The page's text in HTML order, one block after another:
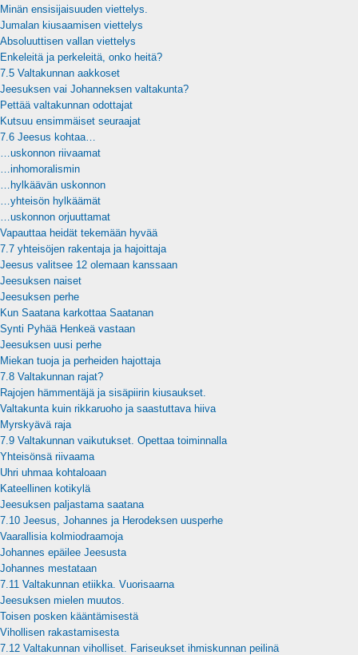
Minän ensisijaisuuden viettelys.
Jumalan kiusaamisen viettelys
Absoluuttisen vallan viettelys
Enkeleitä ja perkeleitä, onko heitä?
7.5 Valtakunnan aakkoset
Jeesuksen vai Johanneksen valtakunta?
Pettää valtakunnan odottajat
Kutsuu ensimmäiset seuraajat
7.6 Jeesus kohtaa…
…uskonnon riivaamat
…inhomoralismin
…hylkäävän uskonnon
…yhteisön hylkäämät
…uskonnon orjuuttamat
Vapauttaa heidät tekemään hyvää
7.7 yhteisöjen rakentaja ja hajoittaja
Jeesus valitsee 12 olemaan kanssaan
Jeesuksen naiset
Jeesuksen perhe
Kun Saatana karkottaa Saatanan
Synti Pyhää Henkeä vastaan
Jeesuksen uusi perhe
Miekan tuoja ja perheiden hajottaja
7.8 Valtakunnan rajat?
Rajojen hämmentäjä ja sisäpiirin kiusaukset.
Valtakunta kuin rikkaruoho ja saastuttava hiiva
Myrskyävä raja
7.9 Valtakunnan vaikutukset. Opettaa toiminnalla
Yhteisönsä riivaama
Uhri uhmaa kohtaloaan
Kateellinen kotikylä
Jeesuksen paljastama saatana
7.10 Jeesus, Johannes ja Herodeksen uusperhe
Vaarallisia kolmiodraamoja
Johannes epäilee Jeesusta
Johannes mestataan
7.11 Valtakunnan etiikka. Vuorisaarna
Jeesuksen mielen muutos.
Toisen posken kääntämisestä
Vihollisen rakastamisesta
7.12 Valtakunnan viholliset. Fariseukset ihmiskunnan peilinä